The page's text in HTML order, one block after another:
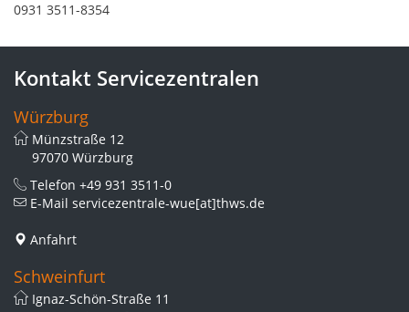
0931 3511-8354
Kontakt Servicezentralen
Würzburg
Münzstraße 12
97070 Würzburg
Telefon +49 931 3511-0
E-Mail servicezentrale-wue[at]thws.de
Anfahrt
Schweinfurt
Ignaz-Schön-Straße 11